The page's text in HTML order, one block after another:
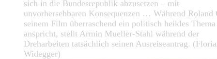
sich in die Bundesrepublik abzusetzen – mit
unvorhersehbaren Konsequenzen … Während Roland
seinem Film überraschend ein politisch heikles Thema
anspricht, stellt Armin Mueller-Stahl während der
Dreharbeiten tatsächlich seinen Ausreiseantrag.
Widegger)